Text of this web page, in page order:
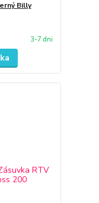
Billy
3-7 dni